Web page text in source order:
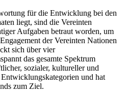
für die Entwicklung bei den
liegt, sind die Vereinten
Aufgaben betraut worden, um
der Vereinten Nationen
sich über vier
das gesamte Spektrum
sozialer, kultureller und
und hat
zum Ziel.